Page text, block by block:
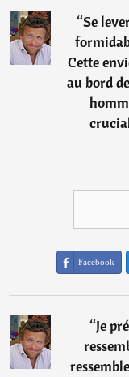
“Se
Cette
au bord
Facebook
“Je